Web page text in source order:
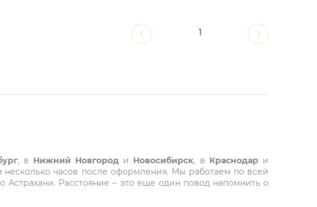
1
, в Нижний Новгород и Новосибирск, в Краснодари
часов после оформления. Мы работаем по всей
Расстояние – это еще один повод напомнить о